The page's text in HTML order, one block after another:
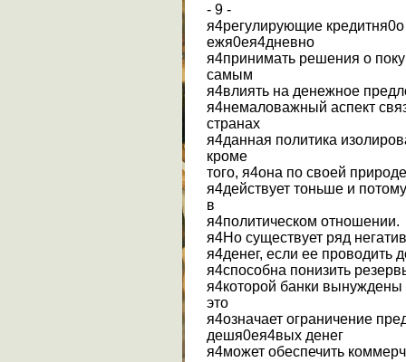
- 9 -
я4регулирующие
ежя0ея4дневно
я4принимать решения о
самым
я4влиять на денежное
я4немаловажный аспект
странах
я4данная политика
кроме
того, я4она по своей
я4действует тоньше и
в
я4политическом отношении.
я4Но существует ряд
я4денег, если ее проводить
я4способна понизить
я4которой банки вынуждены
это
я4означает ограничение
дешя0ея4вых денег
я4может обеспечить